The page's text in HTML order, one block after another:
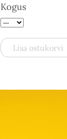
Kogus
Lisa ostukorvi